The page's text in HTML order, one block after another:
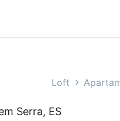
para combinar
Serra, ES ideal para
à venda em
ao seu
Loft
Serra, ES